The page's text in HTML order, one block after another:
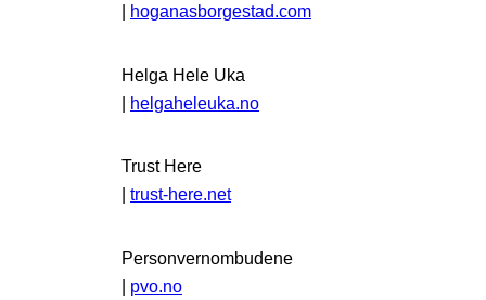
| hoganasborgestad.com
Helga Hele Uka
| helgaheleuka.no
Trust Here
trust-here.net
Personvernombudene
| pvo.no